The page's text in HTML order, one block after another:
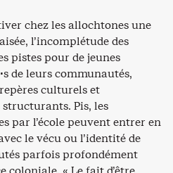
chez les allochtones une
l’incomplétude des
pistes pour de jeunes
de leurs communautés,
culturels et
Pis, les
par l’école peuvent entrer en
le vécu ou l’identité de
parfois profondément